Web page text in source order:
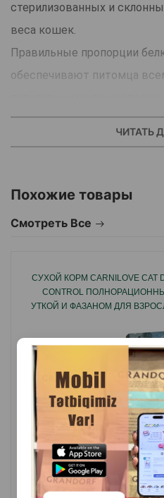
стерилизованных и
веса кошек.
Правильные пропорции
обеспечивают питомца
вес.
ЧИТАТЬ
Похожие товары
Смотреть Все
СУХОЙ КОРМ CARNILOVE CAT
CONTROL
УТКОЙ И ФАЗАНОМ ДЛЯ